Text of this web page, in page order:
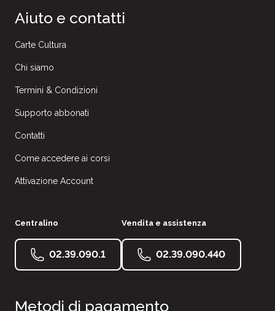
Aiuto e contatti
Carte Cultura
Chi siamo
Termini & Condizioni
Supporto abbonati
Contatti
Come accedere ai corsi
Attivazione Account
Centralino
02.39.090.1
Vendita e assistenza
02.39.090.440
Metodi di pagamento